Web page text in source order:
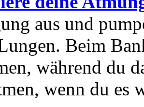
aus und
Beim
während du
wenn du es